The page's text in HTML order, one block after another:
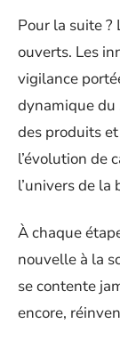
Pour la suite
ouverts. Les
vigilance
dynamique du
des produits
l’évolution de
l’univers de la
À chaque
nouvelle à la
se contente
encore,